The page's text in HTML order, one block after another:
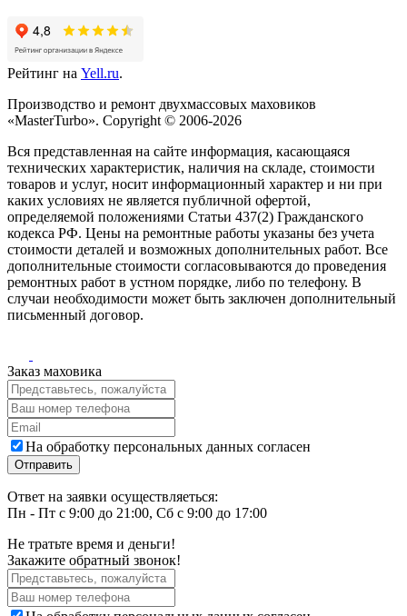
Рейтинг на Yell.ru.
Производство и ремонт двухмассовых маховиков
«MasterTurbo». Copyright © 2006-2026
Вся представленная на сайте информация, касающаяся
технических характеристик, наличия на складе, стоимости
товаров и услуг, носит информационный характер и ни при
каких условиях не является публичной офертой,
определяемой положениями Статьи 437(2) Гражданского
кодекса РФ. Цены на ремонтные работы указаны без учета
стоимости деталей и возможных дополнительных работ. Все
дополнительные стоимости согласовываются до проведения
ремонтных работ в устном порядке, либо по телефону. В
случаи необходимости может быть заключен дополнительный
письменный договор.
Заказ маховика
На обработку персональных данных согласен
Ответ на заявки осуществляеться:
Пн - Пт с 9:00 до 21:00, Сб с 9:00 до 17:00
Не тратьте время и деньги!
Закажите обратный звонок!